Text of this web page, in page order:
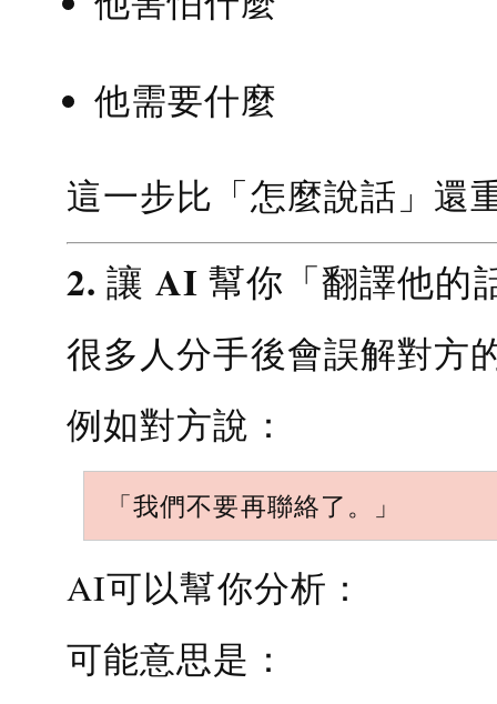
他需要什麼
這一步比「怎麼說話」還
2. 讓 AI 幫你「翻譯他的
很多人分手後會誤解對方
例如對方說：
「我們不要再聯絡了。」
AI可以幫你分析：
可能意思是：